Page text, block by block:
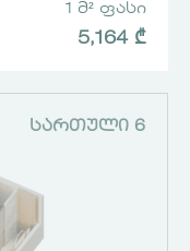
1 Მ² ᲤᲐᲡᲘ
5,164 ₾
ᲡᲐᲠᲗᲣᲚᲘ 6